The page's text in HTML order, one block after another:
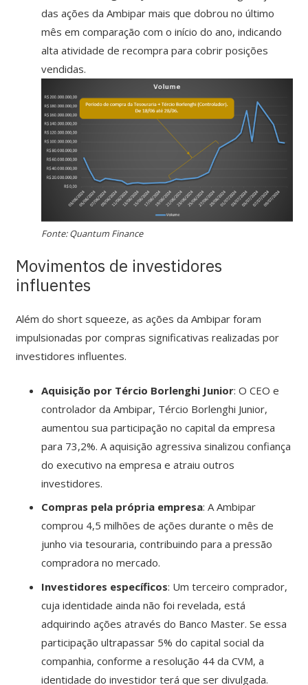
das ações da Ambipar mais que dobrou no último
mês em comparação com o início do ano, indicando
alta atividade de recompra para cobrir posições
vendidas.
Fonte: Quantum Finance
Movimentos de investidores
influentes
Além do short squeeze, as ações da Ambipar foram
impulsionadas por compras significativas realizadas por
investidores influentes.
Aquisição por Tércio Borlenghi Junior: O CEO e
controlador da Ambipar, Tércio Borlenghi Junior,
aumentou sua participação no capital da empresa
para 73,2%. A aquisição agressiva sinalizou confiança
do executivo na empresa e atraiu outros
investidores.
Compras pela própria empresa: A Ambipar
comprou 4,5 milhões de ações durante o mês de
junho via tesouraria, contribuindo para a pressão
compradora no mercado.
Investidores específicos: Um terceiro comprador,
cuja identidade ainda não foi revelada, está
adquirindo ações através do Banco Master. Se essa
participação ultrapassar 5% do capital social da
companhia, conforme a resolução 44 da CVM, a
identidade do investidor terá que ser divulgada.